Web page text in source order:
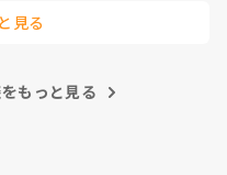
かなつて感じですがまだ4
せん。
、
見る
もっと見る